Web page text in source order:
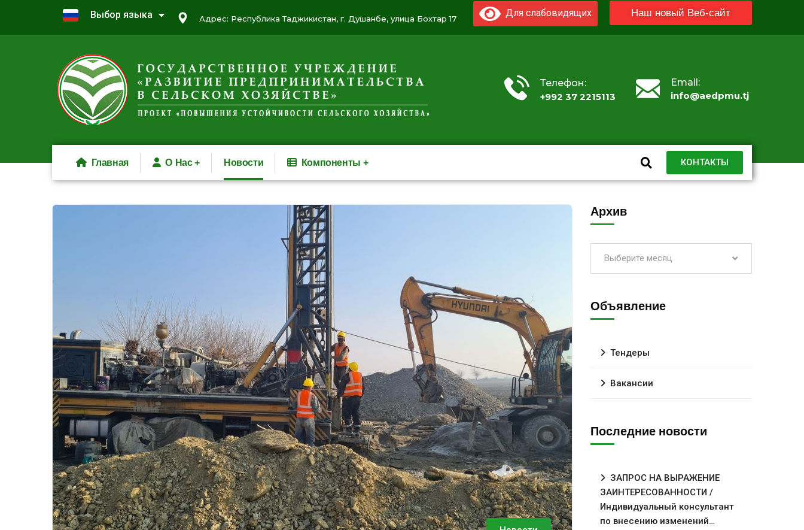
Выбор языка Адрес: Республика Таджикистан, г. Душанбе, улица Бохтар 17
Для слабовидящих Наш новый Веб-сайт
Телефон:
+992 37 2215113
Email:
info@aedpmu.tj
Главная О Нас Новости Компоненты КОНТАКТЫ
Архив
Выберите месяц
Объявление
Тендеры
Вакансии
Последние новости
ЗАПРОС НА ВЫРАЖЕНИЕ
ЗАИНТЕРЕСОВАННОСТИ /
Индивидуальный консультант
по внесению изменений…